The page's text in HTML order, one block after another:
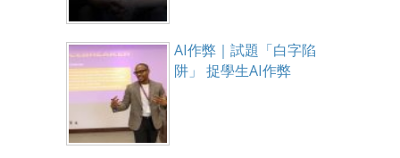
AI作弊｜試題「白字陷
阱」 捉學生AI作弊